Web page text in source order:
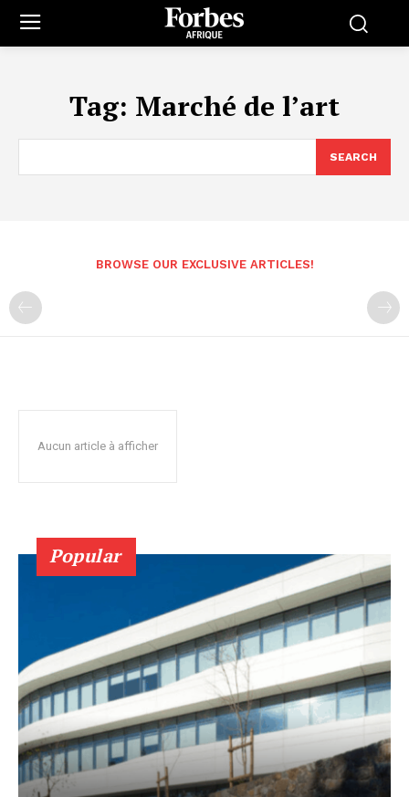
Tag: Marché de l’art
SEARCH
BROWSE OUR EXCLUSIVE ARTICLES!
Aucun article à afficher
Popular